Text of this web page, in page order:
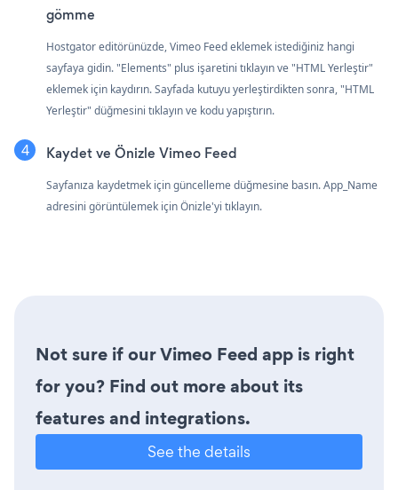
gömme
Hostgator editörünüzde, Vimeo Feed eklemek istediğiniz hangi
sayfaya gidin. "Elements" plus işaretini tıklayın ve "HTML Yerleştir"
eklemek için kaydırın. Sayfada kutuyu yerleştirdikten sonra, "HTML
Yerleştir" düğmesini tıklayın ve kodu yapıştırın.
Kaydet ve Önizle Vimeo Feed
Sayfanıza kaydetmek için güncelleme düğmesine basın. App_Name
adresini görüntülemek için Önizle'yi tıklayın.
Not sure if our Vimeo Feed app is right
for you? Find out more about its
features and integrations.
See the details